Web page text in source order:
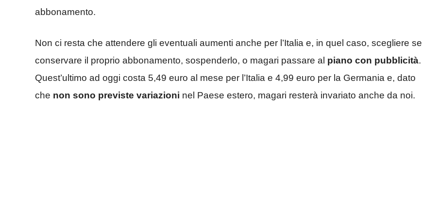
abbonamento.
Non ci resta che attendere gli eventuali aumenti anche per l’Italia e, in quel caso, scegliere se
conservare il proprio abbonamento, sospenderlo, o magari passare al piano con pubblicità.
Quest’ultimo ad oggi costa 5,49 euro al mese per l’Italia e 4,99 euro per la Germania e, dato
che non sono previste variazioni nel Paese estero, magari resterà invariato anche da noi.